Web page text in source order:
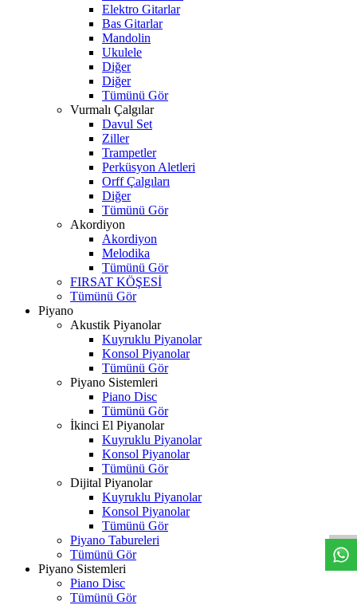
Elektro Gitarlar
Bas Gitarlar
Mandolin
Ukulele
Diğer
Diğer
Tümünü Gör
Vurmalı Çalgılar
Davul Set
Ziller
Trampetler
Perküsyon Aletleri
Orff Çalgıları
Diğer
Tümünü Gör
Akordiyon
Akordiyon
Melodika
Tümünü Gör
FIRSAT KÖŞESİ
Tümünü Gör
Piyano
Akustik Piyanolar
Kuyruklu Piyanolar
Konsol Piyanolar
Tümünü Gör
Piyano Sistemleri
Piano Disc
Tümünü Gör
İkinci El Piyanolar
Kuyruklu Piyanolar
Konsol Piyanolar
Tümünü Gör
Dijital Piyanolar
Kuyruklu Piyanolar
Konsol Piyanolar
Tümünü Gör
Piyano Tabureleri
Tümünü Gör
Piyano Sistemleri
Piano Disc
Tümünü Gör